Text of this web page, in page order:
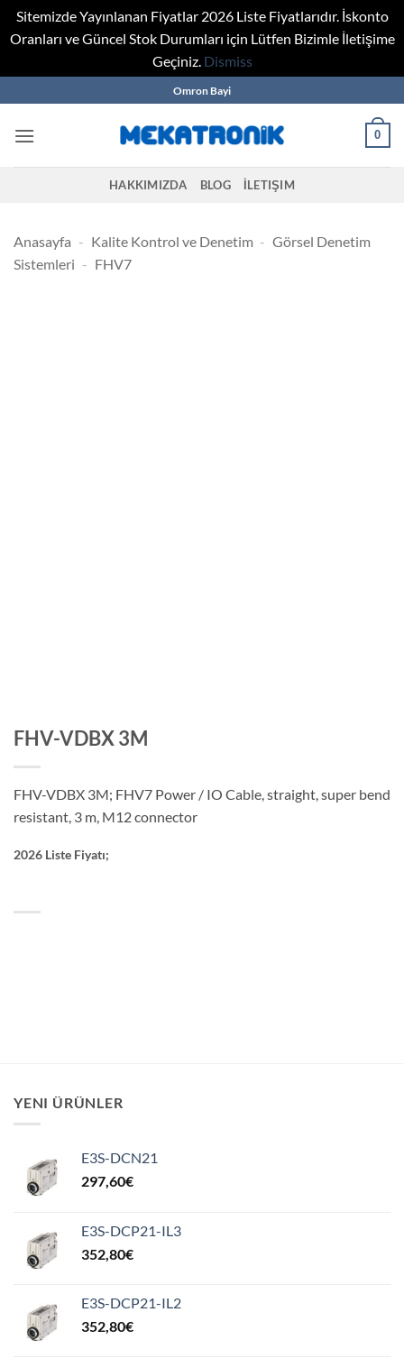
Sitemizde Yayınlanan Fiyatlar 2026 Liste Fiyatlarıdır. İskonto
Oranları ve Güncel Stok Durumları için Lütfen Bizimle İletişime
Geçiniz. Dismiss
to
content
Omron Bayi
0
HAKKIMIZDA BLOG İLETIŞIM
Anasayfa - Kalite Kontrol ve Denetim - Görsel Denetim
Sistemleri - FHV7
FHV-VDBX 3M
FHV-VDBX 3M; FHV7 Power / IO Cable, straight, super bend
resistant, 3 m, M12 connector
2026 Liste Fiyatı;
YENI ÜRÜNLER
E3S-DCN21
297,60€
E3S-DCP21-IL3
352,80€
E3S-DCP21-IL2
352,80€